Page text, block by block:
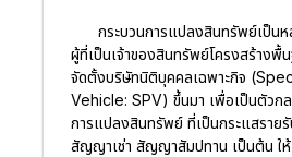
กระบวนการแปลงสินทรัพย์เป็น
ผู้ที่เป็นเจ้าของสินทรัพย์โครงสร้างพื้
จัดตั้งบริษัทนิติบุคคลเฉพาะกิจ
Vehicle: SPV) ขึ้นมา เพื่อเป็นตัวกล
การแปลงสินทรัพย์ ที่เป็นกระแสรายรั
สัญญาเช่า สัญญาสัมปทาน เป็นต้น ใ